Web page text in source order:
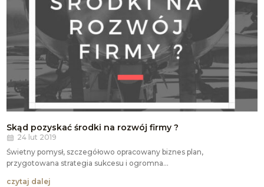
Skąd pozyskać środki na rozwój firmy ?
24 lut 2019
Świetny pomysł, szczegółowo opracowany biznes plan,
przygotowana strategia sukcesu i ogromna...
czytaj dalej